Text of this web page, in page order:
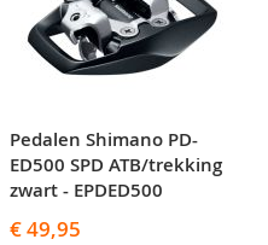
Pedalen Shimano PD-
ED500 SPD ATB/trekking
zwart - EPDED500
€ 49,95